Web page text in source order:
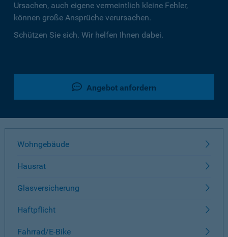
Ursachen, auch eigene vermeintlich kleine Fehler,
können große Ansprüche verursachen.
Schützen Sie sich. Wir helfen Ihnen dabei.
Angebot anfordern
Wohngebäude
Hausrat
Glasversicherung
Haftpflicht
Fahrrad/E-Bike